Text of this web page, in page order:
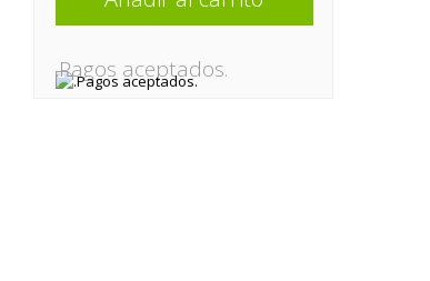
.Pagos aceptados.